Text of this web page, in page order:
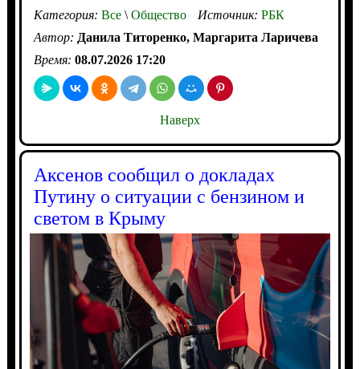
Категория: Все\Общество Источник: РБК
Автор: Данила Титоренко, Маргарита Ларичева
Время: 08.07.2026 17:20
Наверх
Аксенов сообщил о докладах
Путину о ситуации с бензином и
светом в Крыму